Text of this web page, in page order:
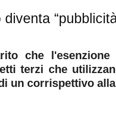
che
terzi che
un corrispettivo